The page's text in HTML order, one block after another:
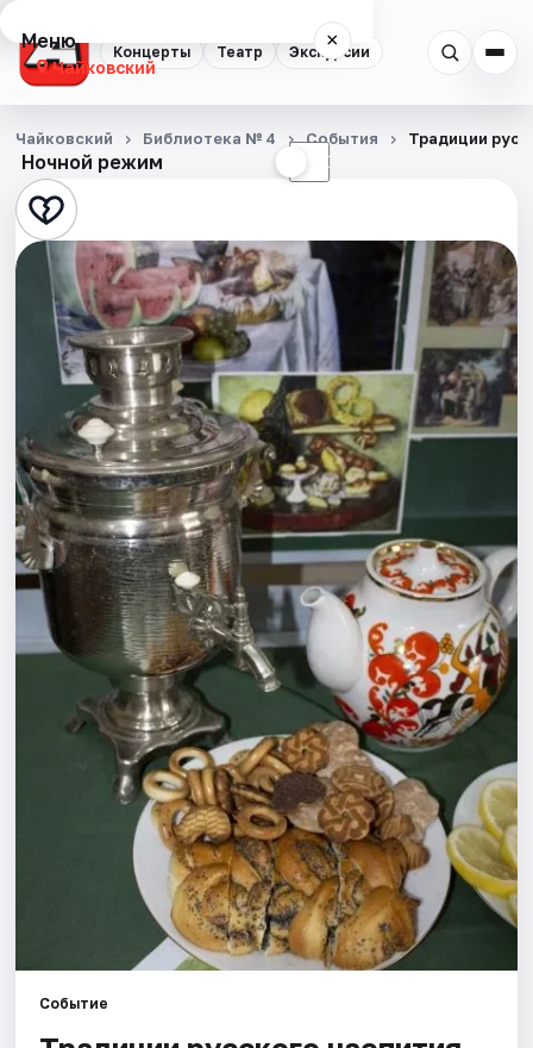
Концерты Театр Экскурсии
Меню ×
Чайковский
Концерты
Театр
Экскурсии
События
Города
Площадки
Артисты
Рейтинги
Ночной режим ☾
Чайковский Библиотека № 4 События Традиции
Событие